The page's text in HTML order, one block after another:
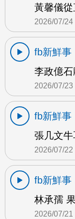
黃馨儀
2026/07/24
fb新鮮事
李政億
2026/07/23
fb新鮮事
張几文
2026/07/22
fb新鮮事
林承孺
2026/07/21